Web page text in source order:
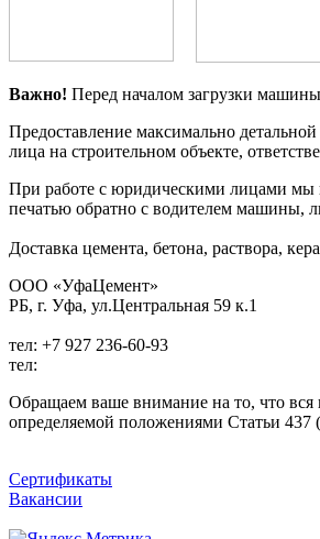
Важно! Перед началом загрузки
Предоставление максимально
лица на строительном объекте,
При работе с юридическими лицами мы
печатью обратно с водителем машины,
Доставка цемента, бетона, раствора,
ООО «УфаЦемент»
РБ, г. Уфа, ул.Центральная 59 к.1
тел: +7 927 236-60-93
тел:
Обращаем ваше внимание на то, что
определяемой положениями Статьи 437
Сертификаты
Вакансии